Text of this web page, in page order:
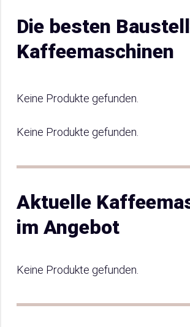
Die besten
Kaffeemaschinen
Keine Produkte gefunden.
Keine Produkte gefunden.
Aktuelle
im Angebot
Keine Produkte gefunden.